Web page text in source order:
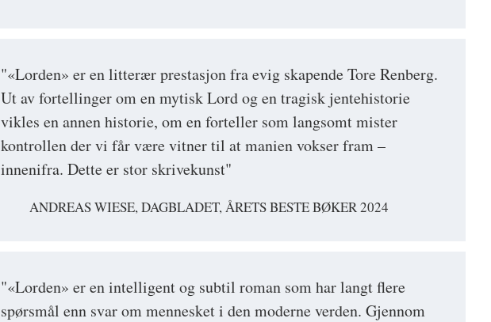
"«Lorden» er en litterær prestasjon fra evig skapende Tore Renberg.
Ut av fortellinger om en mytisk Lord og en tragisk jentehistorie
vikles en annen historie, om en forteller som langsomt mister
kontrollen der vi får være vitner til at manien vokser fram –
innenifra. Dette er stor skrivekunst"
ANDREAS WIESE, DAGBLADET, ÅRETS BESTE BØKER 2024
"«Lorden» er en intelligent og subtil roman som har langt flere
spørsmål enn svar om mennesket i den moderne verden. Gjennom